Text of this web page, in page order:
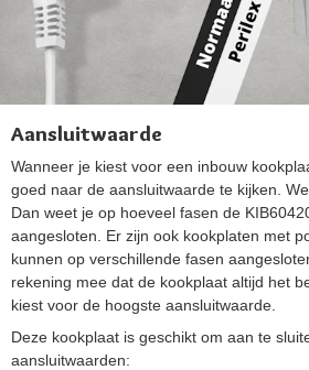
Aansluitwaarde
Wanneer je kiest voor een inbouw
goed naar de aansluitwaarde te kijken.
Dan weet je op hoeveel fasen de
aangesloten. Er zijn ook kookplaten met
kunnen op verschillende fasen
rekening mee dat de kookplaat altijd het
kiest voor de hoogste aansluitwaarde.
Deze kookplaat is geschikt om aan te
aansluitwaarden: